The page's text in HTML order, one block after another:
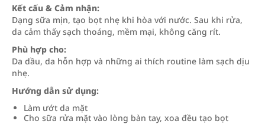
Kết cấu & Cảm nhận:
Dạng sữa mịn, tạo bọt nhẹ khi hòa với nước. Sau khi rửa,
da cảm thấy sạch thoáng, mềm mại, không căng rít.
Phù hợp cho:
Da dầu, da hỗn hợp và những ai thích routine làm sạch dịu
nhẹ.
Hướng dẫn sử dụng:
Làm ướt da mặt
Cho sữa rửa mặt vào lòng bàn tay, xoa đều tạo bọt